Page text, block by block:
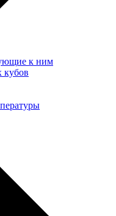
к ним
кубов